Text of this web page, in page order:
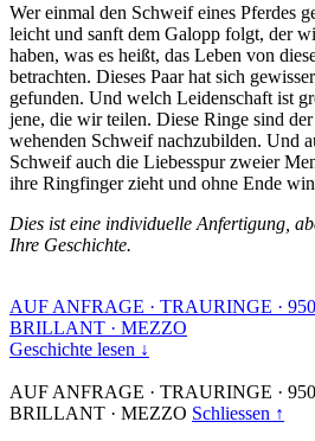
Wer einmal den Schweif eines Pferdes
leicht und sanft dem Galopp folgt, der
haben, was es heißt, das Leben von
betrachten. Dieses Paar hat sich
gefunden. Und welch Leidenschaft ist
jene, die wir teilen. Diese Ringe sind
wehenden Schweif nachzubilden. Und
Schweif auch die Liebesspur zweier
ihre Ringfinger zieht und ohne Ende
Dies ist eine individuelle Anfertigung,
Ihre Geschichte.
AUF ANFRAGE · TRAURINGE ·
BRILLANT · MEZZO
Geschichte lesen ↓
AUF ANFRAGE · TRAURINGE ·
BRILLANT · MEZZO Schliessen ↑